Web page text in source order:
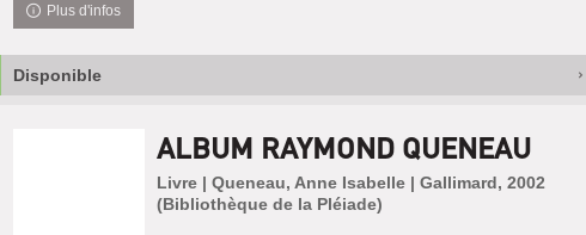
Plus d'infos
Disponible
ALBUM RAYMOND QUENEAU
Livre | Queneau, Anne Isabelle | Gallimard, 2002
(Bibliothèque de la Pléiade)